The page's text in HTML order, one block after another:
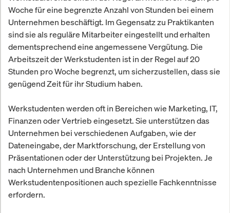
Woche für eine begrenzte Anzahl von Stunden bei einem
Unternehmen beschäftigt. Im Gegensatz zu Praktikanten
sind sie als reguläre Mitarbeiter eingestellt und erhalten
dementsprechend eine angemessene Vergütung. Die
Arbeitszeit der Werkstudenten ist in der Regel auf 20
Stunden pro Woche begrenzt, um sicherzustellen, dass sie
genügend Zeit für ihr Studium haben.
Werkstudenten werden oft in Bereichen wie Marketing, IT,
Finanzen oder Vertrieb eingesetzt. Sie unterstützen das
Unternehmen bei verschiedenen Aufgaben, wie der
Dateneingabe, der Marktforschung, der Erstellung von
Präsentationen oder der Unterstützung bei Projekten. Je
nach Unternehmen und Branche können
Werkstudentenpositionen auch spezielle Fachkenntnisse
erfordern.